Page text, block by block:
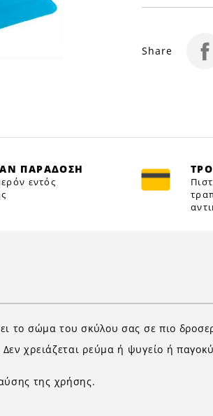
Share
ΠΑΡΑΔΟΣΗ
εντός
το σώμα του σκύλου σας σε πιο
χρειάζεται ρεύμα ή ψυγείο ή
της χρήσης.